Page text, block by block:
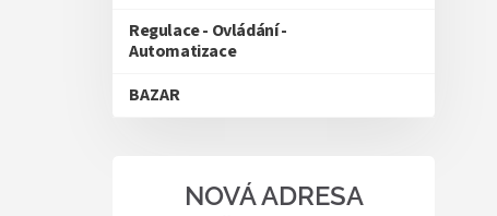
Regulace - Ovládání -
Automatizace
BAZAR
NOVÁ ADRESA